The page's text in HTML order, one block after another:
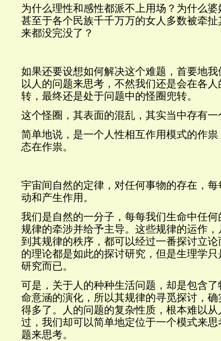
为什么理性和感性都派不上用场？为什么
甚至于各个民族千千万万的女人多数被牵
来都没完没了？
如果还要设想如何解决这个难题，首要地
以人的问题来思考，不然我们还是会在各
转，最终还是处于问题中的怪圈兜转。
这个怪圈，其表面的混乱，其实当中存有
简单地说，是一个人性相互作用模式的作
态在作祟。
宇宙间自然的定律，对任何事物的存在，
动和产生作用。
我们是自然的一分子，每每我们生命中任
规律的牵涉并给予主导。这些规律的运作
到其规律的秩序，都可以经过一番探讨立
的理论都是如此的探讨研究，但是生理学
研究而已。
可是，关于人的种种生活问题，却是包含
命意涵的演化，所以其规律的寻觅探讨，
得多了。人的问题的复杂性质，根本难以
过，我们却可以简单地定位于一个模式来
题来思考。